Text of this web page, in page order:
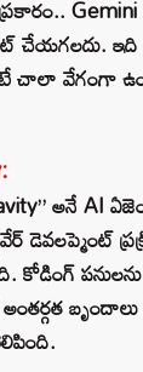
చేయగలదు.
చాలా వేగంగా
అనే AI
డెవలప్మెంట్
పనులను
బృందాలు